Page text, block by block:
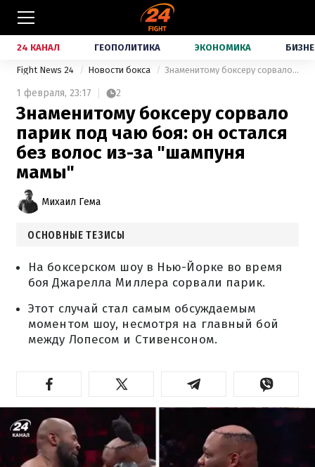
24 КАНАЛ ГЕОПОЛИТИКА ЭКОНОМИКА
Fight News 24 Новости бокса Знаменитому боксеру сорвало парик под чаю боя: он остался без волос из-за "шампуня мамы"
1 февраля, 23:17 2
Знаменитому боксеру сорвало
парик под чаю боя: он остался
без волос из-за "шампуня
мамы"
Михаил Гема
ОСНОВНЫЕ ТЕЗИСЫ
На боксерском шоу в Нью-Йорке во время
боя Джарелла Миллера сорвали парик.
Этот случай стал самым обсуждаемым
моментом шоу, несмотря на главный бой
между Лопесом и Стивенсоном.